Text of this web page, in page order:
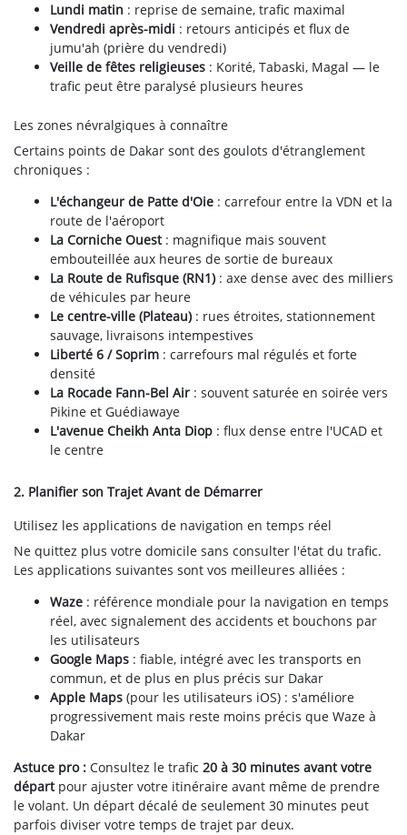
Lundi matin : reprise de semaine, trafic maximal
Vendredi après-midi : retours anticipés et flux de
jumu'ah (prière du vendredi)
Veille de fêtes religieuses : Korité, Tabaski, Magal — le
trafic peut être paralysé plusieurs heures
Les zones névralgiques à connaître
Certains points de Dakar sont des goulots d'étranglement
chroniques :
L'échangeur de Patte d'Oie : carrefour entre la VDN et la
route de l'aéroport
La Corniche Ouest: magnifique mais souvent
embouteillée aux heures de sortie de bureaux
La Route de Rufisque (RN1): axe dense avec des milliers
de véhicules par heure
Le centre-ville (Plateau): rues étroites, stationnement
sauvage, livraisons intempestives
Liberté 6 / Soprim : carrefours mal régulés et forte
densité
La Rocade Fann-Bel Air : souvent saturée en soirée vers
Pikine et Guédiawaye
L'avenue Cheikh Anta Diop : flux dense entre l'UCAD et
le centre
2. Planifier son Trajet Avant de Démarrer
Utilisez les applications de navigation en temps réel
Ne quittez plus votre domicile sans consulter l'état du trafic.
Les applications suivantes sont vos meilleures alliées :
Waze : référence mondiale pour la navigation en temps
réel, avec signalement des accidents et bouchons par
les utilisateurs
Google Maps : fiable, intégré avec les transports en
commun, et de plus en plus précis sur Dakar
Apple Maps (pour les utilisateurs iOS) : s'améliore
progressivement mais reste moins précis que Waze à
Dakar
Astuce pro : Consultez le trafic 20 à 30 minutes avant votre
départpour ajuster votre itinéraire avant même de prendre
le volant. Un départ décalé de seulement 30 minutes peut
parfois diviser votre temps de trajet par deux.